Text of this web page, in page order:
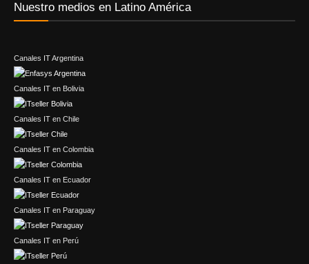
Nuestro medios en Latino América
Canales IT Argentina
Canales IT en Bolivia
Canales IT en Chile
Canales IT en Colombia
Canales IT en Ecuador
Canales IT en Paraguay
Canales IT en Perú